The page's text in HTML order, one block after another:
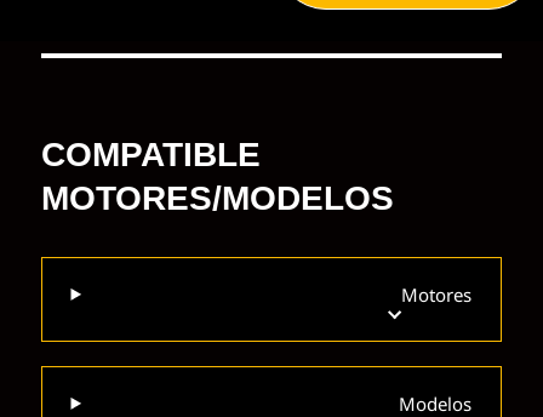
COMPATIBLE
MOTORES/MODELOS
Motores
Modelos